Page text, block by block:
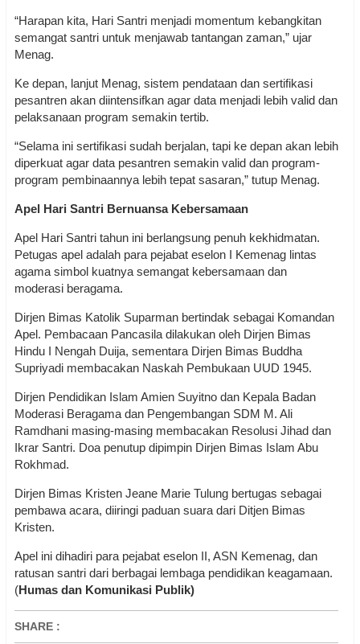
“Harapan kita, Hari Santri menjadi momentum kebangkitan
semangat santri untuk menjawab tantangan zaman,” ujar
Menag.
Ke depan, lanjut Menag, sistem pendataan dan sertifikasi
pesantren akan diintensifkan agar data menjadi lebih valid dan
pelaksanaan program semakin tertib.
“Selama ini sertifikasi sudah berjalan, tapi ke depan akan lebih
diperkuat agar data pesantren semakin valid dan program-
program pembinaannya lebih tepat sasaran,” tutup Menag.
Apel Hari Santri Bernuansa Kebersamaan
Apel Hari Santri tahun ini berlangsung penuh kekhidmatan.
Petugas apel adalah para pejabat eselon I Kemenag lintas
agama simbol kuatnya semangat kebersamaan dan
moderasi beragama.
Dirjen Bimas Katolik Suparman bertindak sebagai Komandan
Apel. Pembacaan Pancasila dilakukan oleh Dirjen Bimas
Hindu I Nengah Duija, sementara Dirjen Bimas Buddha
Supriyadi membacakan Naskah Pembukaan UUD 1945.
Dirjen Pendidikan Islam Amien Suyitno dan Kepala Badan
Moderasi Beragama dan Pengembangan SDM M. Ali
Ramdhani masing-masing membacakan Resolusi Jihad dan
Ikrar Santri. Doa penutup dipimpin Dirjen Bimas Islam Abu
Rokhmad.
Dirjen Bimas Kristen Jeane Marie Tulung bertugas sebagai
pembawa acara, diiringi paduan suara dari Ditjen Bimas
Kristen.
Apel ini dihadiri para pejabat eselon II, ASN Kemenag, dan
ratusan santri dari berbagai lembaga pendidikan keagamaan.
(Humas dan Komunikasi Publik)
SHARE :